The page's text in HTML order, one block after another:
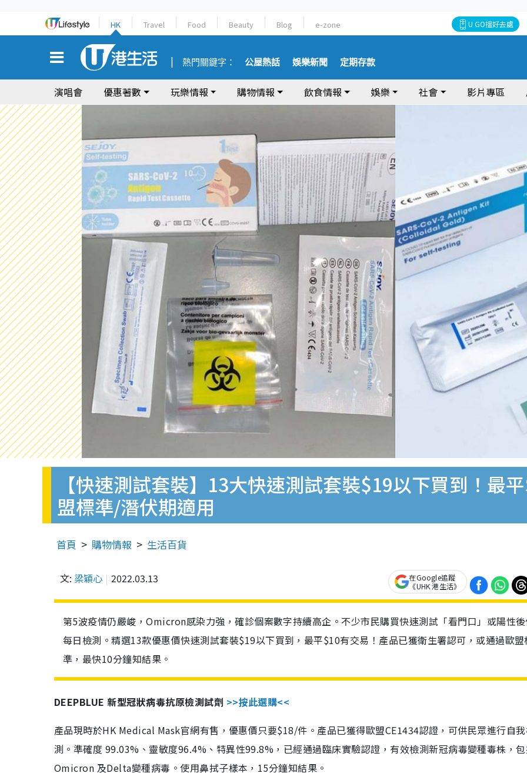
HK Travel Food Beauty Blog e-zone U GO搵好去處
熱門關鍵字： 公屋熱話 娛樂新聞 定期存款
演唱會 優惠著數 玩樂情報 購物情報 飲食情報 娛樂 社會 影片專區
【快速測試套裝】13大快速測試套裝$19以下買到！最
盟標準/潛伏期適用
首頁 購物情報 生活百貨
文: 梁穎心 2022.03.13
在Google追蹤
《UHK 港生活》
第5波疫情仍嚴峻，Omicron感染力強，確診個案數字持續高企。不少市民購買快速測試「看門口」或陽性
每日檢測。精選13款優惠價快速測試套裝$19以下買到，最平$10有交易！產品已獲衛生署認可，或通過歐盟
準，最快10分鐘知結果。
DEEPBLUE 新型冠狀病毒抗原檢測試劑 >>按此選購<<
產品現時於HK Medical Mask官網有售，優惠價只要$18/件。產品已獲得歐盟CE1434認證，可供民眾進行自
測。準確度 99.03%、靈敏度96.4%、特異性99.8%，已經通過臨床實驗認證，有效檢測新冠病毒變種毒株，
Omicron 及Delta變種病毒。使用鼻拭子樣本，15分鐘知結果。